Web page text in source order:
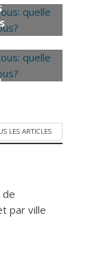
LES ARTICLES
de
par ville